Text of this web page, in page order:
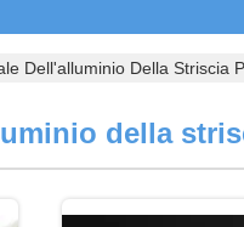
Dell'alluminio Della Striscia
della